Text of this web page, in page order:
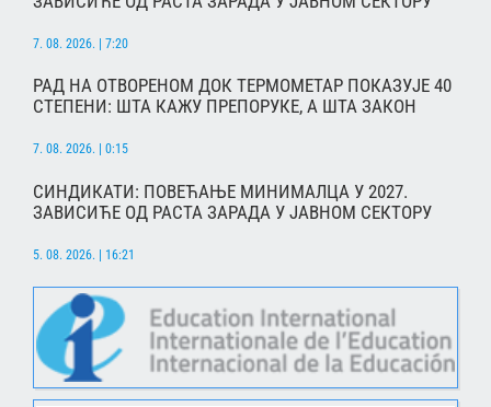
7. 08. 2026. | 7:20
РАД НА ОТВОРЕНОМ ДОК ТЕРМОМЕТАР ПОКАЗУЈЕ 40
СТЕПЕНИ: ШТА КАЖУ ПРЕПОРУКЕ, А ШТА ЗАКОН
7. 08. 2026. | 0:15
СИНДИКАТИ: ПОВЕЋАЊЕ МИНИМАЛЦА У 2027.
ЗАВИСИЋЕ ОД РАСТА ЗАРАДА У ЈАВНОМ СЕКТОРУ
5. 08. 2026. | 16:21